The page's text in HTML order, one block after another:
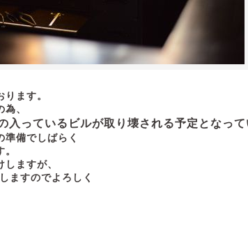
ます。
、
入っているビルが取り壊される予定となって
備でしばらく
ますが、
ますのでよろしく